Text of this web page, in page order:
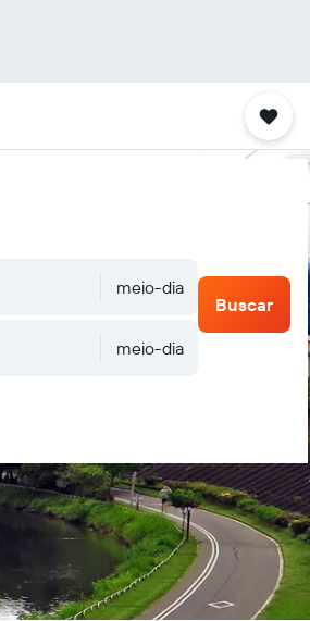
meio-dia
meio-dia
Buscar